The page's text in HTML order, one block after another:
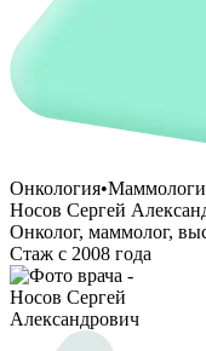
Онкология•
Носов Сергей
Онколог, маммолог,
Стаж с 2008 года